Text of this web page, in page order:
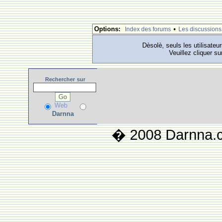
Options: Index des forums • Les discussions
Dèsolè, seuls les
Veuillez cliquer
Rechercher sur
Web
Darnna
� 2008